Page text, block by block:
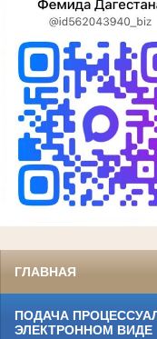
ГЛАВНАЯ
ПОДАЧА
ЭЛЕКТРОННОМ ВИДЕ